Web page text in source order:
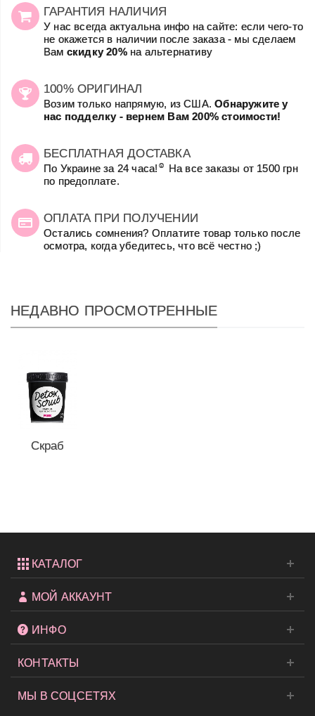
ГАРАНТИЯ НАЛИЧИЯ
У нас всегда актуальна инфо на сайте: если чего-то
не окажется в наличии после заказа - мы сделаем
Вам скидку 20%на альтернативу
100% ОРИГИНАЛ
Возим только напрямую, из США.Обнаружите у
нас подделку - вернем Вам 200% стоимости!
БЕСПЛАТНАЯ ДОСТАВКА
По Украине за 24 часа! ☺
На все заказы от 1500 грн
по предоплате.
ОПЛАТА ПРИ ПОЛУЧЕНИИ
Остались сомнения? Оплатите товар только после
осмотра, когда убедитесь, что всё честно ;)
НЕДАВНО ПРОСМОТРЕННЫЕ
Скраб
КАТАЛОГ
МОЙ АККАУНТ
ИНФО
КОНТАКТЫ
МЫ В СОЦСЕТЯХ